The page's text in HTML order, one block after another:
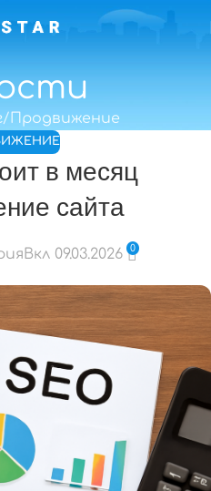
Продвижение
в месяц
сайта
Вкл 09.03.2026 0